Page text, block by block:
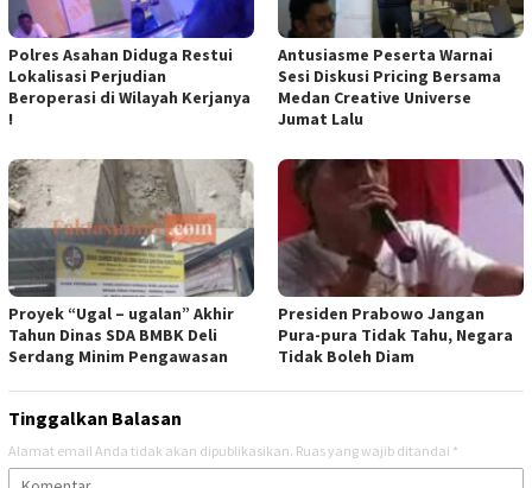
Polres Asahan Diduga Restui
Lokalisasi Perjudian
Beroperasi di Wilayah Kerjanya
!
Antusiasme Peserta Warnai
Sesi Diskusi Pricing Bersama
Medan Creative Universe
Jumat Lalu
Proyek “Ugal – ugalan” Akhir
Tahun Dinas SDA BMBK Deli
Serdang Minim Pengawasan
Presiden Prabowo Jangan
Pura-pura Tidak Tahu, Negara
Tidak Boleh Diam
Tinggalkan Balasan
Alamat email Anda tidak akan dipublikasikan. Ruas yang wajib ditandai *